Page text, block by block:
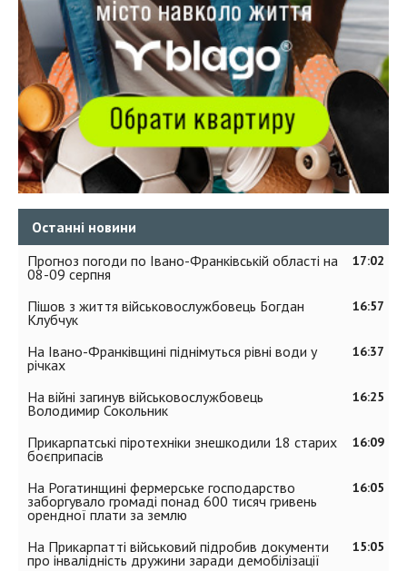
Останні новини
17:02
Прогноз погоди по Івано-Франківській області на
08-09 серпня
16:57
Пішов з життя військовослужбовець Богдан
Клубчук
16:37
На Івано-Франківщині піднімуться рівні води у
річках
16:25
На війні загинув військовослужбовець
Володимир Сокольник
16:09
Прикарпатські піротехніки знешкодили 18 старих
боєприпасів
16:05
На Рогатинщині фермерське господарство
заборгувало громаді понад 600 тисяч гривень
орендної плати за землю
15:05
На Прикарпатті військовий підробив документи
про інвалідність дружини заради демобілізації